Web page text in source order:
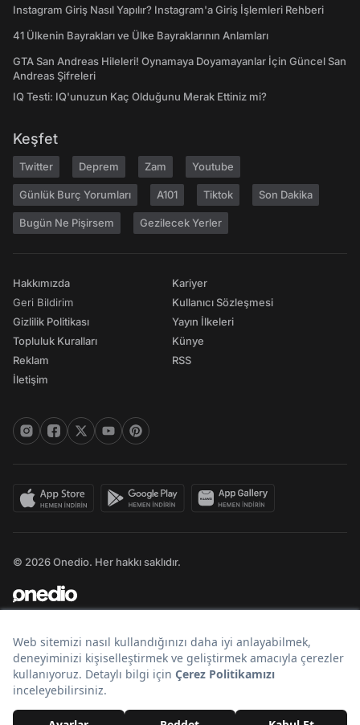
Instagram Giriş Nasıl Yapılır? Instagram'a Giriş İşlemleri Rehberi
41 Ülkenin Bayrakları ve Ülke Bayraklarının Anlamları
GTA San Andreas Hileleri! Oynamaya Doyamayanlar İçin Güncel San
Andreas Şifreleri
IQ Testi: IQ'unuzun Kaç Olduğunu Merak Ettiniz mi?
Keşfet
Twitter Deprem Zam Youtube
Günlük Burç Yorumları A101 Tiktok Son Dakika
Bugün Ne Pişirsem Gezilecek Yerler
Hakkımızda
Geri Bildirim
Gizlilik Politikası
Topluluk Kuralları
Reklam
İletişim
Kariyer
Kullanıcı Sözleşmesi
Yayın İlkeleri
Künye
RSS
© 2026 Onedio. Her hakkı saklıdır.
Bir markasıdır.